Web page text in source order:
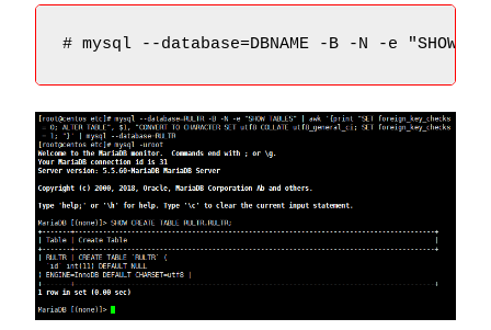
# mysql --database=DBNAME -B -N -e "SHOW